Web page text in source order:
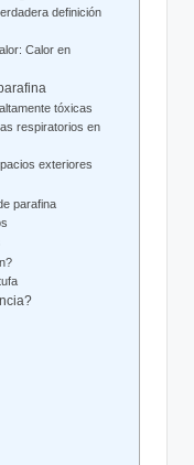
definición
Calor en
tóxicas
respiratorios ⁢en
⁣exteriores
parafina